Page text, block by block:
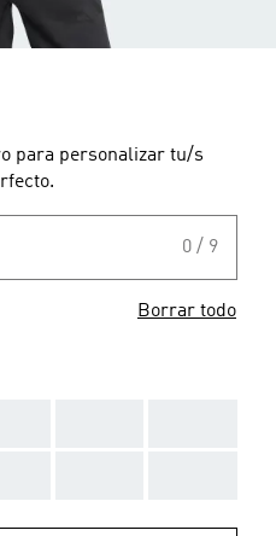
para personalizar tu/s
0 / 9
Borrar todo